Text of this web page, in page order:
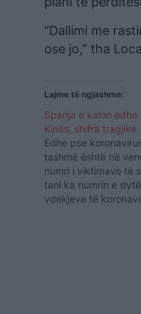
“Dallimi me
ose jo,” tha
Lajme të ngjashme:
Spanja e kalon
Kinës, shifra tragjike
Edhe pse
tashmë është në
numri i viktimave të
tani ka numrin e
vdekjeve të